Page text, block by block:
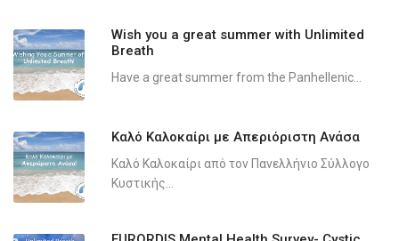
Wish you a great summer with Unlimited
Breath
Have a great summer from the Panhellenic...
Καλό Καλοκαίρι με Απεριόριστη Ανάσα
Καλό Καλοκαίρι από τον Πανελλήνιο Σύλλογο
Κυστικής...